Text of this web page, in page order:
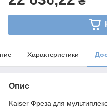
Характеристики
Опис
Kaiser Фреза для